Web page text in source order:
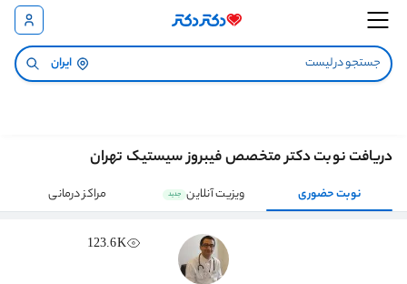
ایران
دریافت نوبت دکتر متخصص فیبروز سیستیک تهران
نوبت حضوری ویزیت آنلاین جدید مراکز درمانی
123.6K